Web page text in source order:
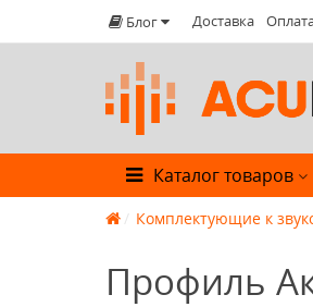
Блог Доставка
Каталог товаров
Комплектующие к
Профиль